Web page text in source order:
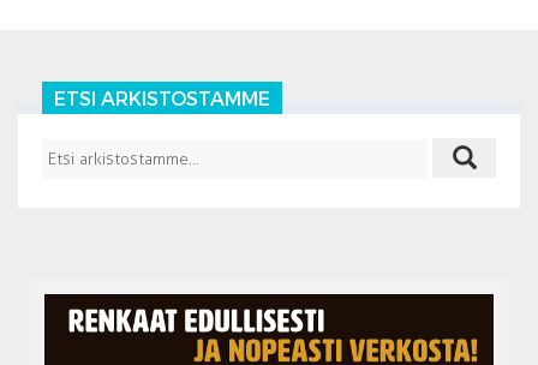
ETSI ARKISTOSTAMME